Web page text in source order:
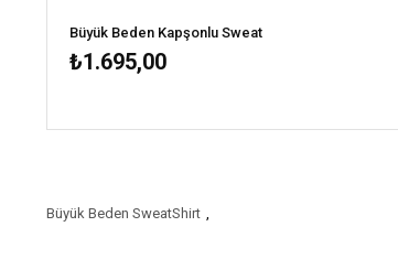
Büyük Beden Kapşonlu Sweat
₺1.695,00
Büyük Beden SweatShirt ,